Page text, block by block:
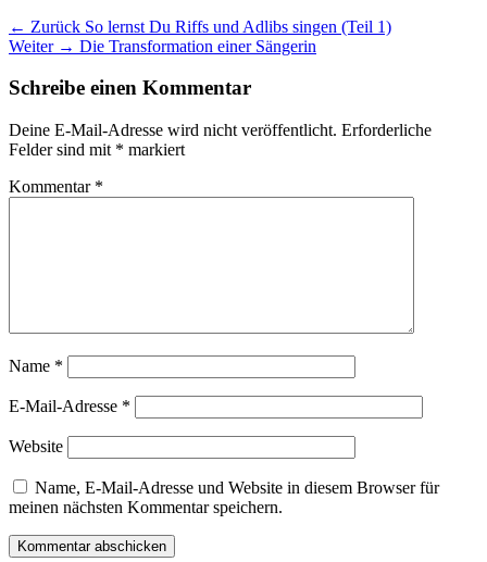
Beitragsnavigation
← Zurück Vorheriger
Beitrag:
So lernst Du Riffs und Adlibs singen (Teil 1)
Weiter → Nächster
Die Transformation einer Sängerin
Schreibe einen Kommentar
Deine E-Mail-Adresse wird nicht veröffentlicht. Erforderliche
Felder sind mit * markiert
Kommentar *
Name *
E-Mail-Adresse *
Website
Name, E-Mail-Adresse und Website in diesem Browser für
meinen nächsten Kommentar speichern.